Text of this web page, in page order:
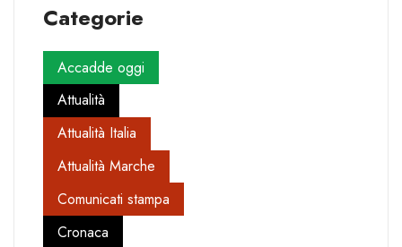
Categorie
Accadde oggi
Attualità
Attualità Italia
Attualità Marche
Comunicati stampa
Cronaca